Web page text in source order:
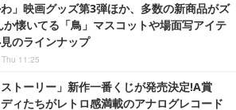
わ」映画グッズ第3弾ほか、多数の新商品がズ
か懐いてる「鳥」マスコットや場面写アイテ
のラインナップ
11:25
ストーリー」新作一番くじが発売決定!A賞
ィたちがレトロ感満載のアナログレコード